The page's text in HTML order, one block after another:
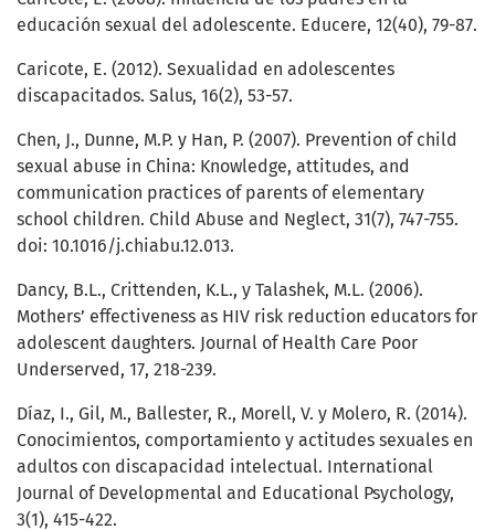
educación sexual del adolescente. Educere, 12(40), 79-87.
Caricote, E. (2012). Sexualidad en adolescentes
discapacitados. Salus, 16(2), 53-57.
Chen, J., Dunne, M.P. y Han, P. (2007). Prevention of child
sexual abuse in China: Knowledge, attitudes, and
communication practices of parents of elementary
school children. Child Abuse and Neglect, 31(7), 747-755.
doi: 10.1016/j.chiabu.12.013.
Dancy, B.L., Crittenden, K.L., y Talashek, M.L. (2006).
Mothers’ effectiveness as HIV risk reduction educators for
adolescent daughters. Journal of Health Care Poor
Underserved, 17, 218-239.
Díaz, I., Gil, M., Ballester, R., Morell, V. y Molero, R. (2014).
Conocimientos, comportamiento y actitudes sexuales en
adultos con discapacidad intelectual. International
Journal of Developmental and Educational Psychology,
3(1), 415-422.